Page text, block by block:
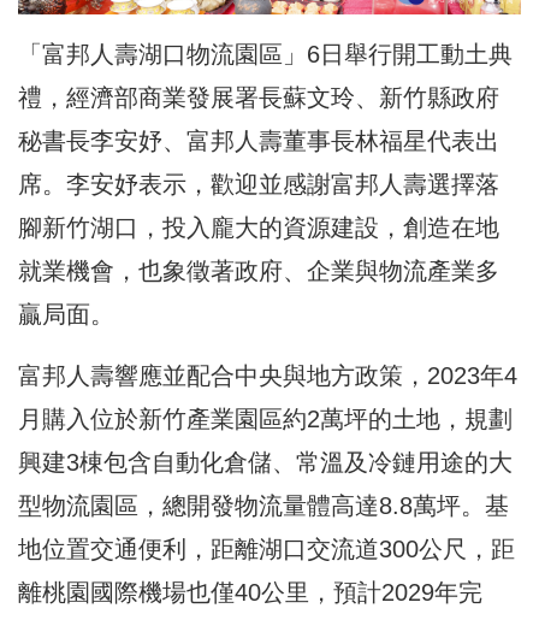
「富邦人壽湖口物流園區」6日舉行開工動土典
禮，經濟部商業發展署長蘇文玲、新竹縣政府
秘書長李安妤、富邦人壽董事長林福星代表出
席。李安妤表示，歡迎並感謝富邦人壽選擇落
腳新竹湖口，投入龐大的資源建設，創造在地
就業機會，也象徵著政府、企業與物流產業多
贏局面。
富邦人壽響應並配合中央與地方政策，2023年4
月購入位於新竹產業園區約2萬坪的土地，規劃
興建3棟包含自動化倉儲、常溫及冷鏈用途的大
型物流園區，總開發物流量體高達8.8萬坪。基
地位置交通便利，距離湖口交流道300公尺，距
離桃園國際機場也僅40公里，預計2029年完